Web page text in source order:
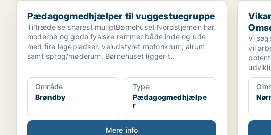
Pædagogmedhjælper til vuggestuegruppe
Pædagogmedhjælper til vuggestuegruppe
Tiltrædelse snarest muligtBørnehuset Nordstjernen har
moderne og gode fysiske rammer både inde og ude
med fire legepladser, veludstyret motorikrum, alrum
samt sprog/møderum. Børnehuset ligger t..
Område
Brøndby
Type
Pædagogmedhjælpe
r
Mere info
Vi
vil